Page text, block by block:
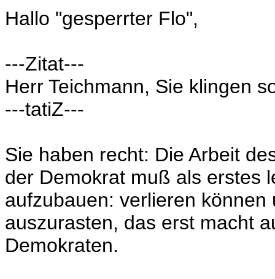
Hallo "gesperrter Flo",
---Zitat---
Herr Teichmann, Sie klingen
---tatiZ---
Sie haben recht: Die Arbeit
der Demokrat muß als erstes
aufzubauen: verlieren
auszurasten, das erst macht
Demokraten.